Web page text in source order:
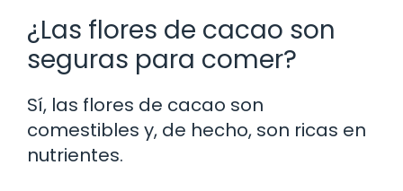
¿Las flores de cacao son
seguras para comer?
Sí, las flores de cacao son
comestibles y, de hecho, son ricas en
nutrientes.